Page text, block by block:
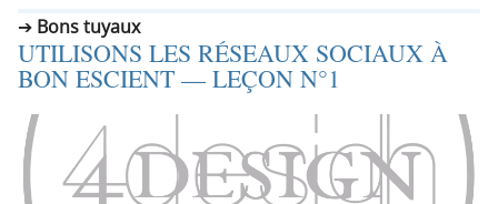
a
t
i
n
a
u
c
n
Bons tuyaux
UTILISONS LES RÉSEAUX SOCIAUX À
BON ESCIENT — LEÇON N°1